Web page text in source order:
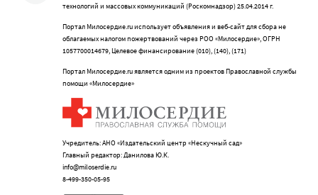
технологий и массовых коммуникаций (Роскомнадзор) 25.04.2014 г.
Портал Милосердие.ru использует объявления и веб-сайт для сбора не
облагаемых налогом пожертвований через РОО «Милосердие», ОГРН
1057700014679, Целевое финансирование (010), (140), (171)
Портал Милосердие.ru является одним из проектов Православной службы
помощи «Милосердие»
Учредитель: АНО «Издательский центр «Нескучный сад»
Главный редактор: Данилова Ю.К.
info@miloserdie.ru
8-499-350-05-95